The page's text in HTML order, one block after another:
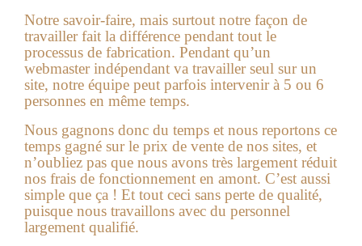
Notre savoir-faire, mais surtout notre façon de
travailler fait la différence pendant tout le
processus de fabrication. Pendant qu’un
webmaster indépendant va travailler seul sur un
site, notre équipe peut parfois intervenir à 5 ou 6
personnes en même temps.
Nous gagnons donc du temps et nous reportons ce
temps gagné sur le prix de vente de nos sites, et
n’oubliez pas que nous avons très largement réduit
nos frais de fonctionnement en amont. C’est aussi
simple que ça ! Et tout ceci sans perte de qualité,
puisque nous travaillons avec du personnel
largement qualifié.